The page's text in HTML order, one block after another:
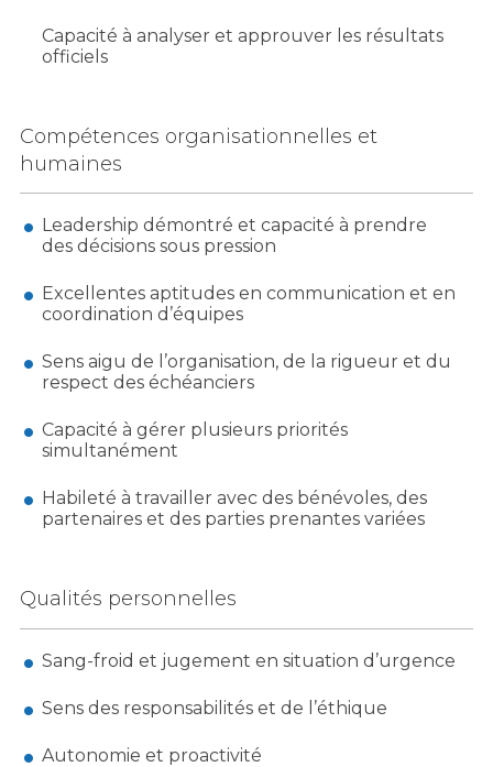
Capacité à analyser et approuver les résultats
officiels
Compétences organisationnelles et
humaines
Leadership démontré et capacité à prendre
des décisions sous pression
Excellentes aptitudes en communication et en
coordination d’équipes
Sens aigu de l’organisation, de la rigueur et du
respect des échéanciers
Capacité à gérer plusieurs priorités
simultanément
Habileté à travailler avec des bénévoles, des
partenaires et des parties prenantes variées
Qualités personnelles
Sang-froid et jugement en situation d’urgence
Sens des responsabilités et de l’éthique
Autonomie et proactivité